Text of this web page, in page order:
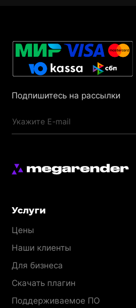
Подпишитесь на рассылки
Меню
Услуги
Цены
Наши клиенты
Для бизнеса
Скачать плагин
Поддерживаемое ПО